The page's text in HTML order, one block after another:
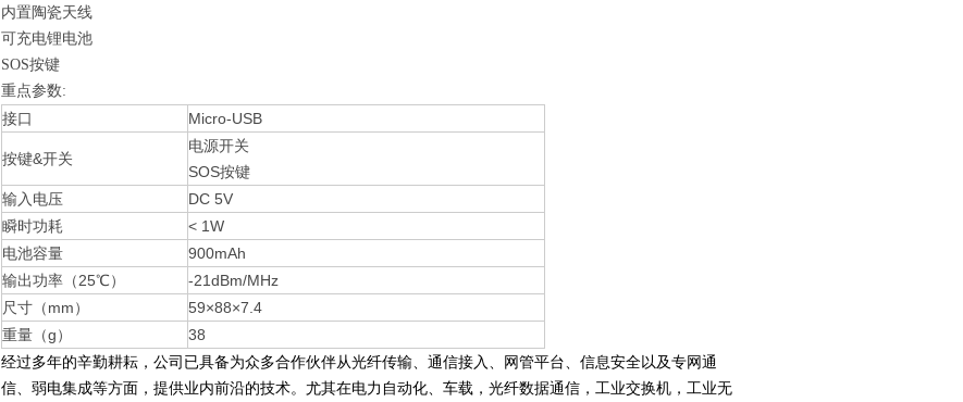
内置陶瓷天线
可充电锂电池
SOS按键
重点参数:
接口 Micro-USB
按键&开关
电源开关
SOS按键
输入电压
DC 5V
瞬时功耗
< 1W
电池容量
900mAh
输出功率（25℃）
-21dBm/MHz
尺寸（mm）
59×88×7.4
重量（g）
38
经过多年的辛勤耕耘，公司已具备为众多合作伙伴从光纤传输、通信接入、网管平台、信息安全以及专网通
信、弱电集成等方面，提供业内前沿的技术。尤其在电力自动化、车载，光纤数据通信，工业交换机，工业无